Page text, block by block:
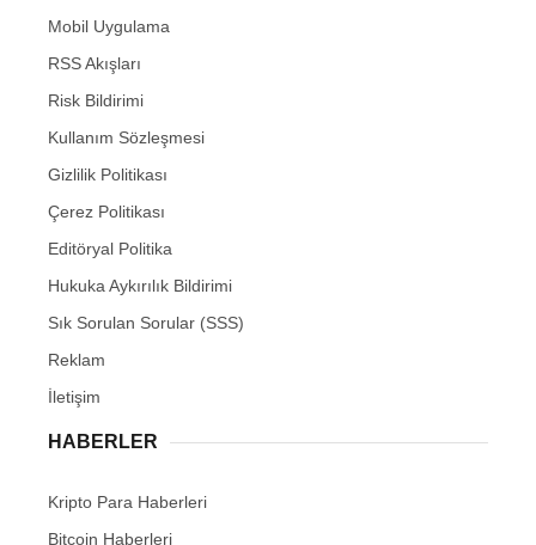
Mobil Uygulama
RSS Akışları
Risk Bildirimi
Kullanım Sözleşmesi
Gizlilik Politikası
Çerez Politikası
Editöryal Politika
Hukuka Aykırılık Bildirimi
Sık Sorulan Sorular (SSS)
Reklam
İletişim
HABERLER
Kripto Para Haberleri
Bitcoin Haberleri